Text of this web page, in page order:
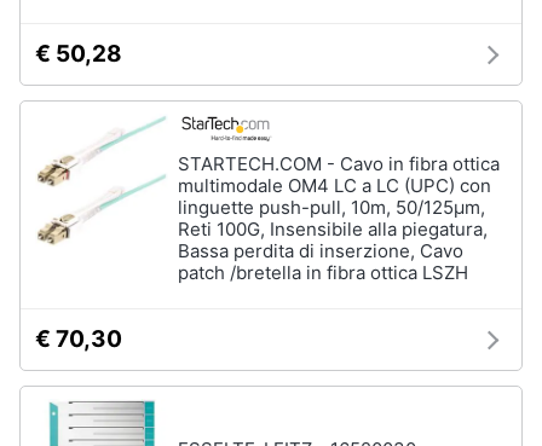
€ 50,28
STARTECH.COM - Cavo in fibra ottica
multimodale OM4 LC a LC (UPC) con
linguette push-pull, 10m, 50/125µm,
Reti 100G, Insensibile alla piegatura,
Bassa perdita di inserzione, Cavo
patch /bretella in fibra ottica LSZH
€ 70,30